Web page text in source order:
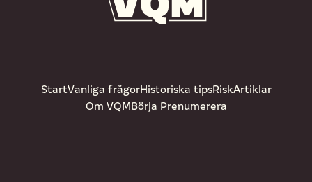
StartVanliga frågorHistoriska tipsRiskArtiklar
Om VQMBörja Prenumerera